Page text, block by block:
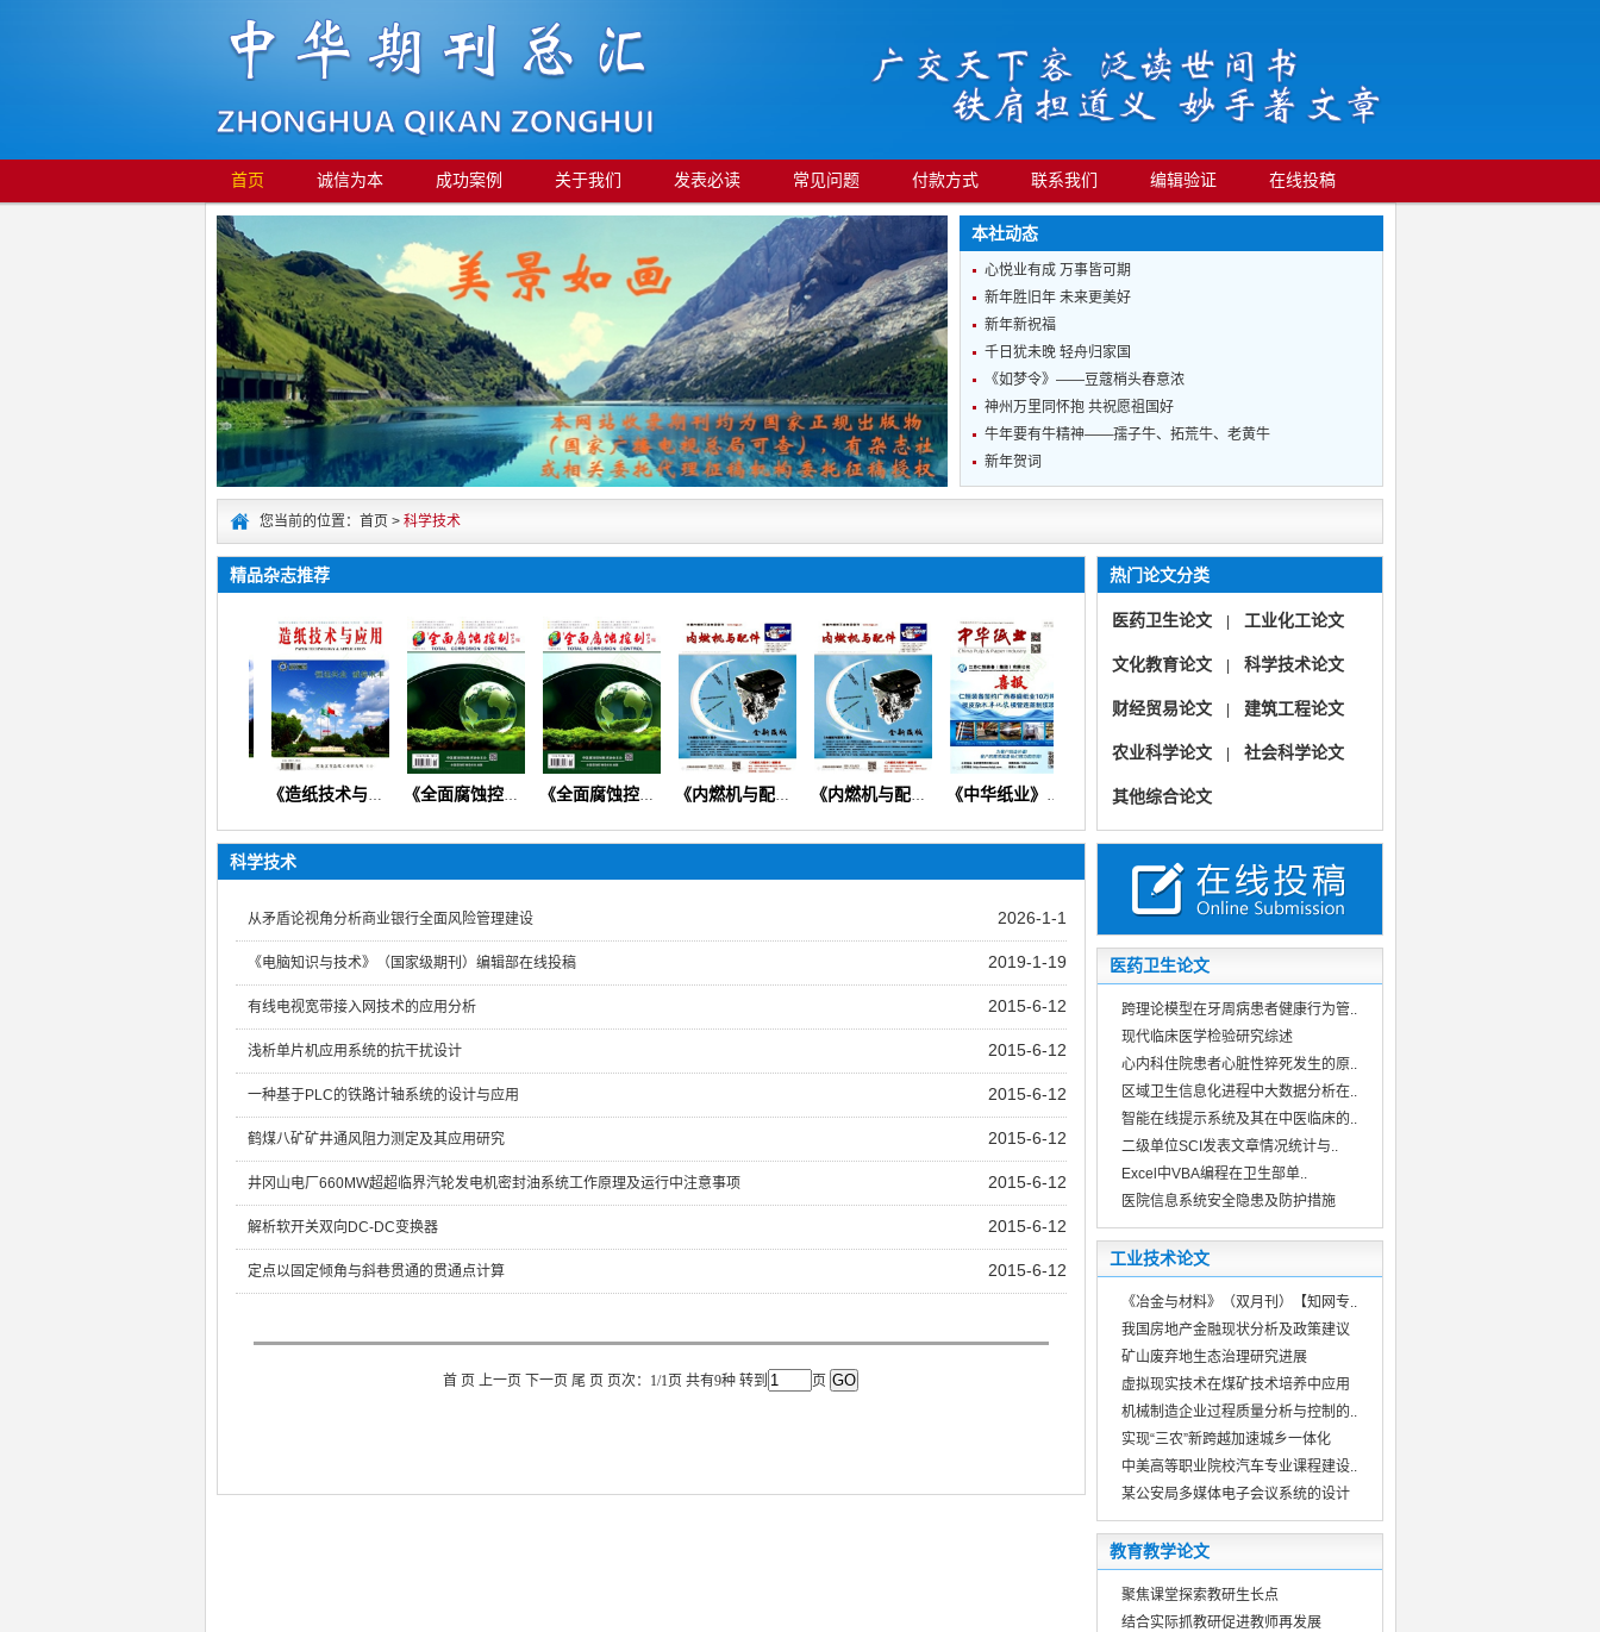
首页 诚信为本 成功案例 关于我们 发表必读 常见问题 付款方式 联系我们 编辑验证 在线投稿
本社动态
心悦业有成 万事皆可期
新年胜旧年 未来更美好
新年新祝福
千日犹未晚 轻舟归家国
《如梦令》——豆蔻梢头春意浓
神州万里同怀抱 共祝愿祖国好
牛年要有牛精神——孺子牛、拓荒牛、老黄牛
新年贺词
您当前的位置：首页 > 科学技术
精品杂志推荐
《造纸技术与应用》 《全面腐蚀控制》（腐蚀研究检验检测生产实践应用技术） 《全面腐蚀控制》 《内燃机与配件》（设计研究产品分析装备技术制造工艺质量检修） 《内燃机与配件》 《中华纸业》（管理运营研究开发生产实践技术创新） 《中华纸业》
科学技术
2026-1-1
从矛盾论视角分析商业银行全面风险管理建设
2019-1-19
《电脑知识与技术》（国家级期刊）编辑部在线投稿
2015-6-12
有线电视宽带接入网技术的应用分析
2015-6-12
浅析单片机应用系统的抗干扰设计
2015-6-12
一种基于PLC的铁路计轴系统的设计与应用
2015-6-12
鹤煤八矿矿井通风阻力测定及其应用研究
2015-6-12
井冈山电厂660MW超超临界汽轮发电机密封油系统工作原理及运行中注意事项
2015-6-12
解析软开关双向DC-DC变换器
2015-6-12
定点以固定倾角与斜巷贯通的贯通点计算
首 页 上一页 下一页 尾 页 页次：1/1页 共有9种 转到 页
热门论文分类
医药卫生论文 工业化工论文
文化教育论文 科学技术论文
财经贸易论文 建筑工程论文
农业科学论文 社会科学论文
其他综合论文
医药卫生论文
跨理论模型在牙周病患者健康行为管..
现代临床医学检验研究综述
心内科住院患者心脏性猝死发生的原..
区域卫生信息化进程中大数据分析在..
智能在线提示系统及其在中医临床的..
二级单位SCI发表文章情况统计与..
Excel中VBA编程在卫生部单..
医院信息系统安全隐患及防护措施
工业技术论文
《冶金与材料》（双月刊）【知网专..
我国房地产金融现状分析及政策建议
矿山废弃地生态治理研究进展
虚拟现实技术在煤矿技术培养中应用
机械制造企业过程质量分析与控制的..
实现“三农”新跨越加速城乡一体化
中美高等职业院校汽车专业课程建设..
某公安局多媒体电子会议系统的设计
教育教学论文
聚焦课堂探索教研生长点
结合实际抓教研促进教师再发展